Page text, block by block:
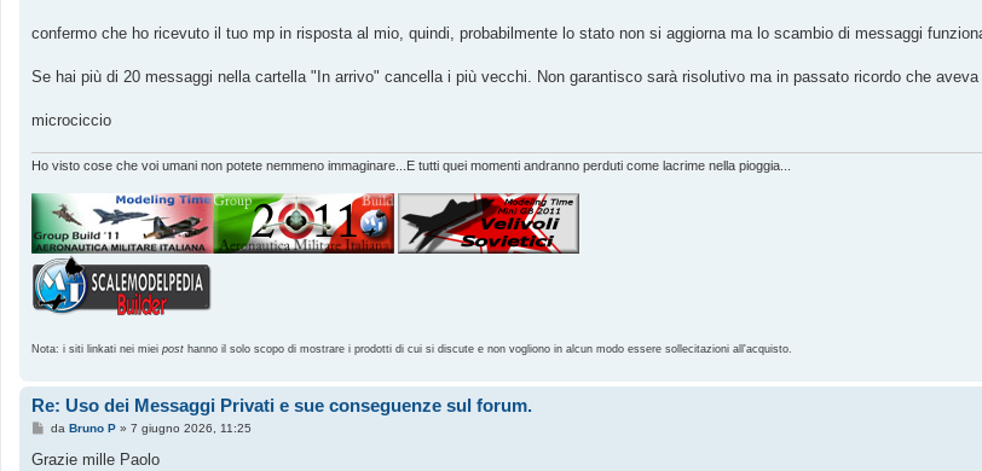
g
o
confermo che ho ricevuto il tuo mp in risposta al mio, quindi, probabilmente lo stato non si aggiorna ma lo scambio di messaggi
Se hai più di 20 messaggi nella cartella "In arrivo" cancella i più vecchi. Non garantisco sarà risolutivo ma in passato ricordo che aveva
microciccio
Ho visto cose che voi umani non potete nemmeno immaginare...E tutti quei momenti andranno perduti come lacrime nella pioggia...
Nota: i siti linkati nei miei post hanno il solo scopo di mostrare i prodotti di cui si discute e non vogliono in alcun modo essere sollecitazioni all'acquisto.
Re: Uso dei Messaggi Privati e sue conseguenze sul forum.
M
s
da Bruno P» 7 giugno 2026, 11:25
Grazie mille Paolo